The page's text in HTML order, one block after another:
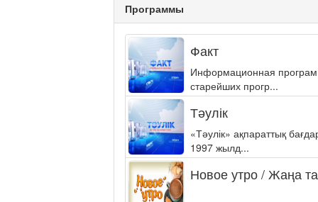
Программы
Факт
Информационная
старейших прогр...
Тәулік
«Тәулік» ақпараттық
1997 жылд...
Новое утро / Жаңа